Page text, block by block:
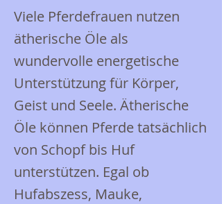
Viele Pferdefrauen nutzen
ätherische Öle als
wundervolle energetische
Unterstützung für Körper,
Geist und Seele. Ätherische
Öle können Pferde tatsächlich
von Schopf bis Huf
unterstützen. Egal ob
Hufabszess, Mauke,